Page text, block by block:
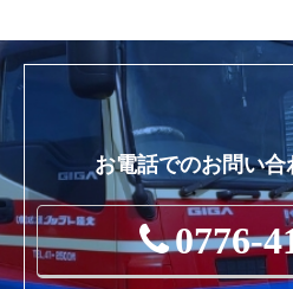
お電話でのお問い
0776-